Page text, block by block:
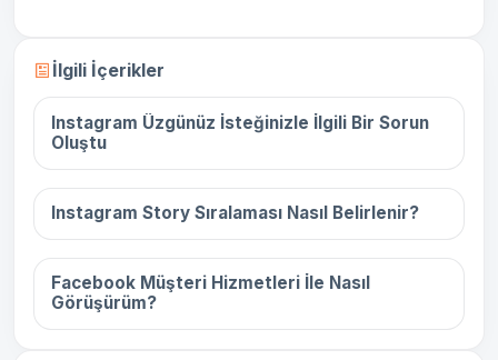
İlgili İçerikler
16 Aralık 2025
Instagram Üzgünüz İsteğinizle İlgili Bir Sorun
Oluştu
16 Aralık 2025
Instagram Story Sıralaması Nasıl Belirlenir?
16 Aralık 2025
Facebook Müşteri Hizmetleri İle Nasıl
Görüşürüm?